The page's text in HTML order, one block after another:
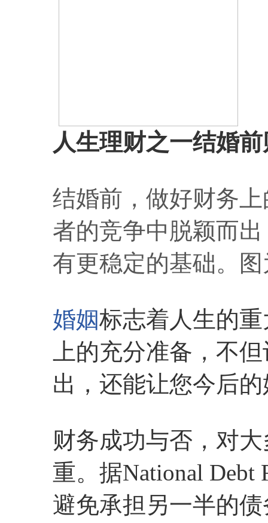
人生理财之一结婚
结婚前，做好财务
者的竞争中脱颖而
有更稳定的基础。
婚姻标志着人生的
上的充分准备，不
出，还能让您今后
财务成功与否，对
重。据National
避免承担另一半的